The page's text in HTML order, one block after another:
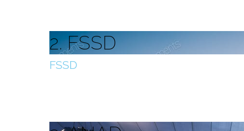
2. FSSD
FSSD